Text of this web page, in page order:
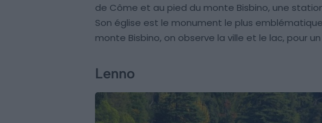
de Côme et au pied du monte Bisbino, une
Son église est le monument le plus
monte Bisbino, on observe la ville et le lac, pour
Lenno